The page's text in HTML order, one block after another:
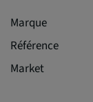
Marque
Référence
Market